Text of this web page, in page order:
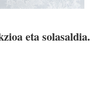
eta solasaldia.